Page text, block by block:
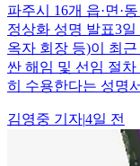
파주시 16개 읍·면·
정상화 성명 발표3일
옥자 회장 등)이 최
싼 해임 및 선임 절
히 수용한다는 성명
김영중 기자|4일 전